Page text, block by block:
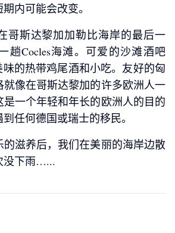
内可能会改变。
哥斯达黎加加勒比海岸的最后一
趟Cocles海滩。可爱的沙滩酒吧
味的热带鸡尾酒和小吃。友好的匈
像在哥斯达黎加的许多欧洲人一
一个年轻和年长的欧洲人的目的
任何德国或瑞士的移民。
滋养后，我们在美丽的海岸边散
下雨…...